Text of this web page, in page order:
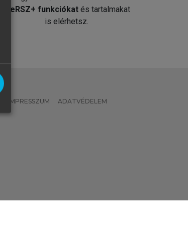
MeRSZ+ funkciókat és tartalmakat
is elérhetsz.
IMPRESSZUM ADATVÉDELEM